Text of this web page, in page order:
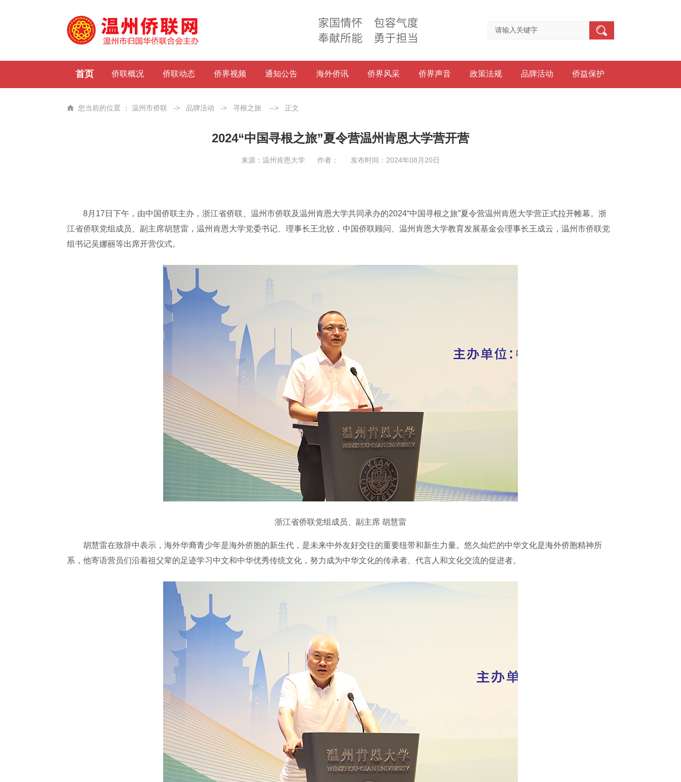
首页 侨联概况 侨联动态 侨界视频 通知公告 海外侨讯 侨界风采 侨界声音 政策法规 品牌活动 侨益保护
您当前的位置 ： 温州市侨联 -> 品牌活动 -> 寻根之旅 --> 正文
2024“中国寻根之旅”夏令营温州肯恩大学营开营
来源：温州肯恩大学 作者： 发布时间：2024年08月20日
8月17日下午，由中国侨联主办，浙江省侨联、温州市侨联及温州肯恩大学共同承办的2024“中国寻根之旅”夏令营温州肯恩大学营正式拉开帷幕。浙
江省侨联党组成员、副主席胡慧雷，温州肯恩大学党委书记、理事长王北铰，中国侨联顾问、温州肯恩大学教育发展基金会理事长王成云，温州市侨联党
组书记吴娜丽等出席开营仪式。
浙江省侨联党组成员、副主席 胡慧雷
胡慧雷在致辞中表示，海外华裔青少年是海外侨胞的新生代，是未来中外友好交往的重要纽带和新生力量。悠久灿烂的中华文化是海外侨胞精神所
系，他寄语营员们沿着祖父辈的足迹学习中文和中华优秀传统文化，努力成为中华文化的传承者、代言人和文化交流的促进者。